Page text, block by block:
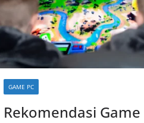
GAME PC
Rekomendasi Game